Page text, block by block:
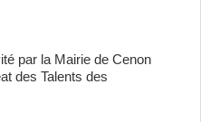
par la Mairie de Cenon
des Talents des